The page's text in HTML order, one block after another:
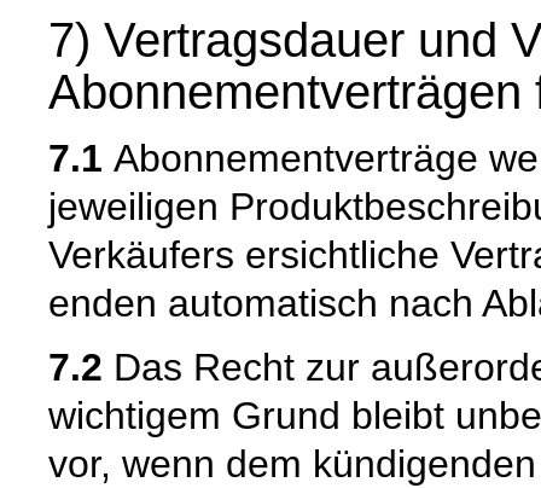
7) Vertragsdauer und
7.1 Abonnementverträge
jeweiligen
Verkäufers ersichtliche
enden automatisch nach
7.2 Das Recht zur
wichtigem Grund bleibt
vor, wenn dem